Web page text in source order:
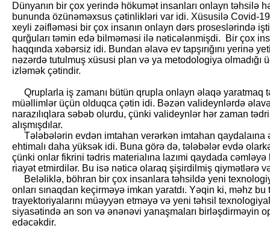
Dünyanın bir çox yerində hökumət insanları onlayn təhsilə
bununda özünəməxsus çətinlikləri var idi. Xüsusilə Covid-19
xeyli zəifləməsi bir çox insanın onlayn dərs proseslərində
qurğuları təmin edə bilməməsi ilə nəticələnmişdi. Bir çox
haqqında xəbərsiz idi. Bundan əlavə ev tapşırığını yerinə
nəzərdə tutulmuş xüsusi plan və ya metodologiya olmadığı
izləmək çətindir.
Qruplarla iş zamanı bütün qrupla onlayn əlaqə yaratmaq
müəllimlər üçün olduqca çətin idi. Bəzən valideynlərdə əlavə
narazılıqlara səbəb olurdu, çünki valideynlər hər zaman
alışmışdılar.
Tələbələrin evdən imtahan verərkən imtahan qaydalaına
ehtimalı daha yüksək idi. Buna görə də, tələbələr evdə
çünki onlar fikrini tədris materialına lazımi qaydada
riayət etmirdilər. Bu isə nəticə olaraq şişirdilmiş qiymətlərə
Beləliklə, böhran bir çox insanlara təhsildə yeni
onları sınaqdan keçirməyə imkan yaratdı. Yəqin ki, məhz
trayektoriyalarını müəyyən etməyə və yeni təhsil
siyasətində ən son və ənənəvi yanaşmaları birləşdirməyin
edəcəkdir.